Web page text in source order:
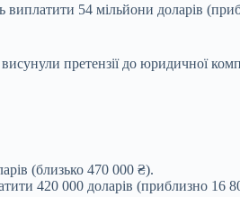
54 мільйони доларів
претензії до юридичної
(близько 470 000 ₴).
420 000 доларів (приблизно 16